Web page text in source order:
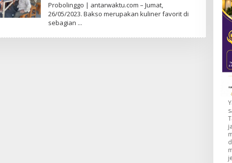
Probolinggo | antarwaktu.com – Jumat,
26/05/2023. Bakso merupakan kuliner favorit di
sebagian